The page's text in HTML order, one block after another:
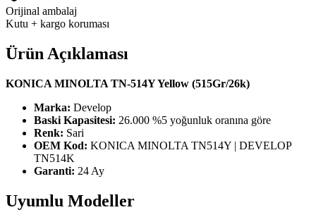
Orijinal ambalaj
Kutu + kargo koruması
Ürün Açıklaması
KONICA MINOLTA TN-514Y Yellow (515Gr/26k)
Marka: Develop
Baski Kapasitesi: 26.000 %5 yoğunluk oranına göre
Renk: Sari
OEM Kod: KONICA MINOLTA TN514Y | DEVELOP
TN514K
Garanti: 24 Ay
Uyumlu Modeller